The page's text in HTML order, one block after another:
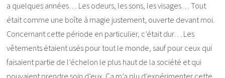
a quelques années… Les odeurs, les sons, les visages… Tout
était comme une boîte à magie justement, ouverte devant moi.
Concernant cette période en particulier, c’était dur… Les
vêtements étaient usés pour tout le monde, sauf pour ceux qui
faisaient partie de l’échelon le plus haut de la société et qui